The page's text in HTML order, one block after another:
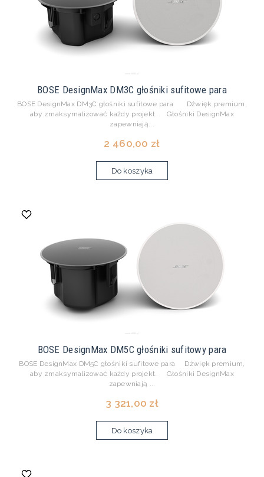
BOSE DesignMax DM3C głośniki sufitowe para
BOSE DesignMax DM3C głośniki sufitowe para Dźwięk premium,
aby zmaksymalizować każdy projekt. Głośniki DesignMax
zapewniają...
2 460,00 zł
Do koszyka
BOSE DesignMax DM5C głośniki sufitowy para
BOSE DesignMax DM5C głośniki sufitowe para Dźwięk premium,
aby zmaksymalizować każdy projekt. Głośniki DesignMax
zapewniają ...
3 321,00 zł
Do koszyka